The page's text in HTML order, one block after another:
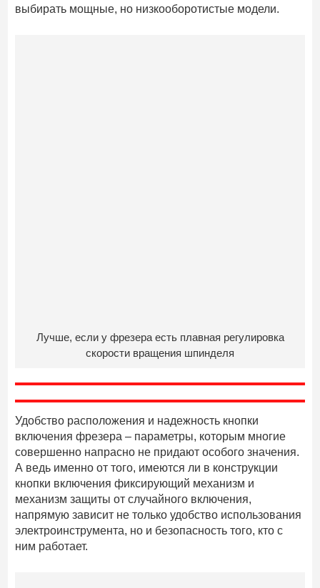
выбирать мощные, но низкооборотистые модели.
Лучше, если у фрезера есть плавная регулировка
скорости вращения шпинделя
Удобство расположения и надежность кнопки
включения фрезера – параметры, которым многие
совершенно напрасно не придают особого значения.
А ведь именно от того, имеются ли в конструкции
кнопки включения фиксирующий механизм и
механизм защиты от случайного включения,
напрямую зависит не только удобство использования
электроинструмента, но и безопасность того, кто с
ним работает.